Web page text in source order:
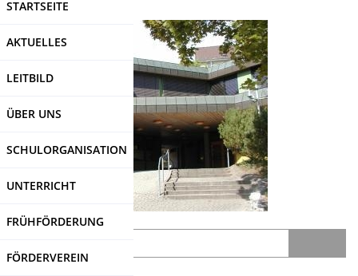
Direkt
Inhalt
STARTSEITE
AKTUELLES
LEITBILD
ÜBER UNS
SCHULORGANISATION
UNTERRICHT
FRÜHFÖRDERUNG
FÖRDERVEREIN